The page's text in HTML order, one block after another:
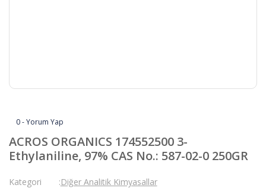
0 - Yorum Yap
ACROS ORGANICS 174552500 3-
Ethylaniline, 97% CAS No.: 587-02-0 250GR
Kategori
Diğer Analitik Kimyasallar